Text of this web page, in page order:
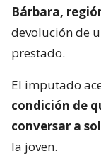
Bárbara,
devolución de
prestado.
El imputado
condición de
conversar a
la joven.